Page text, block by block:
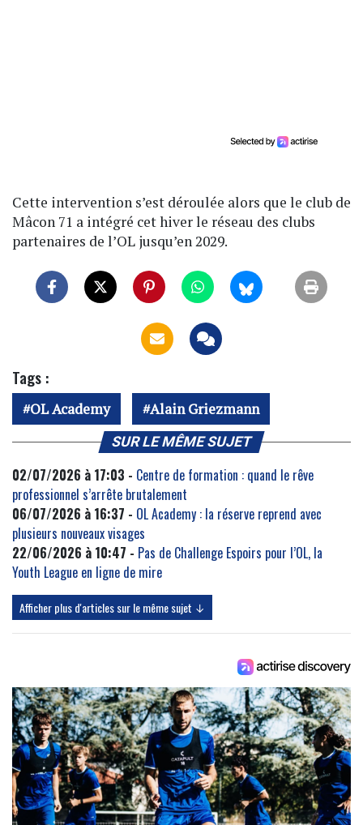
Cette intervention s’est déroulée alors que le club de
Mâcon 71 a intégré cet hiver le réseau des clubs
partenaires de l’OL jusqu’en 2029.
Tags :
OL Academy Alain Griezmann
SUR LE MÊME SUJET
02/07/2026 à 17:03 - Centre de formation : quand le rêve
professionnel s’arrête brutalement
06/07/2026 à 16:37 - OL Academy : la réserve reprend avec
plusieurs nouveaux visages
22/06/2026 à 10:47 - Pas de Challenge Espoirs pour l’OL, la
Youth League en ligne de mire
Afficher plus d'articles sur le même sujet ↓